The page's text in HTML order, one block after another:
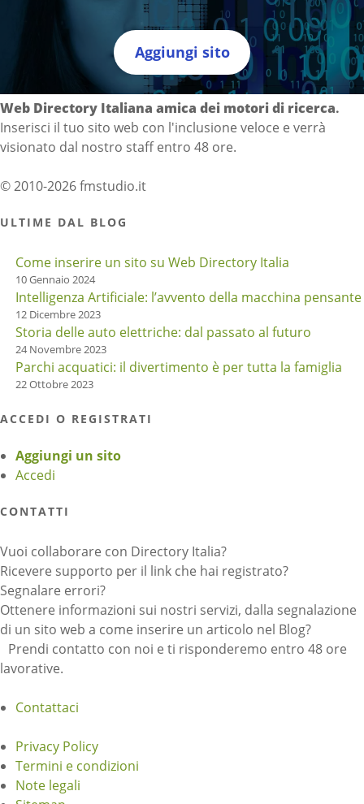
Aggiungi sito
Directory Italia
Web Directory Italiana amica dei motori di ricerca.
Inserisci il tuo sito web con l'inclusione veloce e verrà
visionato dal nostro staff entro 48 ore.
© 2010-2026 fmstudio.it
ULTIME DAL BLOG
Come inserire un sito su Web Directory Italia
10 Gennaio 2024
Intelligenza Artificiale: l’avvento della macchina pensante
12 Dicembre 2023
Storia delle auto elettriche: dal passato al futuro
24 Novembre 2023
Parchi acquatici: il divertimento è per tutta la famiglia
22 Ottobre 2023
ACCEDI O REGISTRATI
Aggiungi un sito
Accedi
CONTATTI
Vuoi collaborare con Directory Italia?
Ricevere supporto per il link che hai registrato?
Segnalare errori?
Ottenere informazioni sui nostri servizi, dalla segnalazione
di un sito web a come inserire un articolo nel Blog?
Prendi contatto con noi e ti risponderemo entro 48 ore
lavorative.
Contattaci
Privacy Policy
Termini e condizioni
Note legali